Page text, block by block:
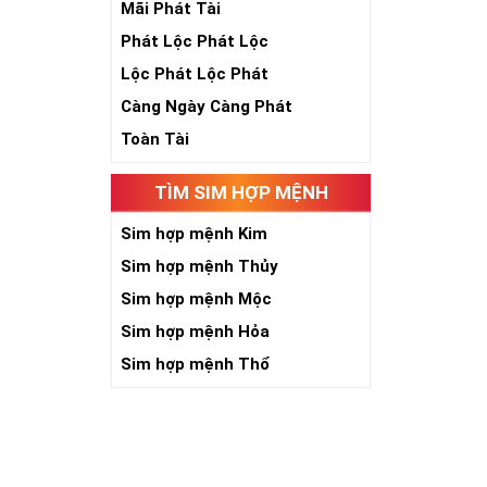
Mãi Phát Tài
Phát Lộc Phát Lộc
Lộc Phát Lộc Phát
Càng Ngày Càng Phát
Toàn Tài
TÌM SIM HỢP MỆNH
Sim hợp mệnh Kim
Sim hợp mệnh Thủy
Sim hợp mệnh Mộc
Sim hợp mệnh Hỏa
Sim hợp mệnh Thổ